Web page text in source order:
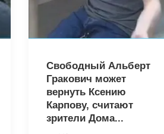
Свободный Альберт
Гракович может
вернуть Ксению
Карпову, считают
зрители Дома...